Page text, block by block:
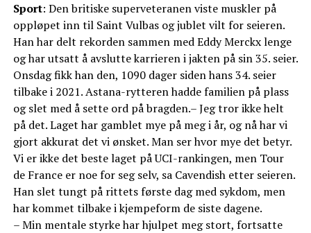
Sport: Den britiske superveteranen viste muskler på
oppløpet inn til Saint Vulbas og jublet vilt for seieren.
Han har delt rekorden sammen med Eddy Merckx lenge
og har utsatt å avslutte karrieren i jakten på sin 35. seier.
Onsdag fikk han den, 1090 dager siden hans 34. seier
tilbake i 2021. Astana-rytteren hadde familien på plass
og slet med å sette ord på bragden.– Jeg tror ikke helt
på det. Laget har gamblet mye på meg i år, og nå har vi
gjort akkurat det vi ønsket. Man ser hvor mye det betyr.
Vi er ikke det beste laget på UCI-rankingen, men Tour
de France er noe for seg selv, sa Cavendish etter seieren.
Han slet tungt på rittets første dag med sykdom, men
har kommet tilbake i kjempeform de siste dagene.
– Min mentale styrke har hjulpet meg stort, fortsatte